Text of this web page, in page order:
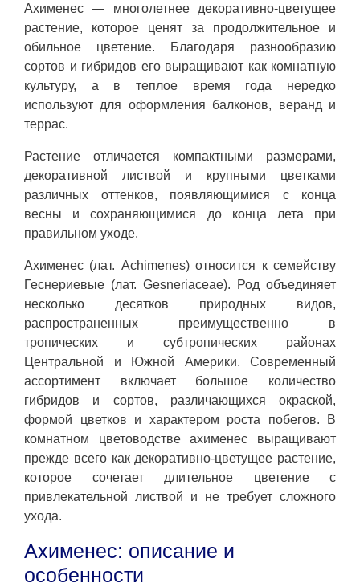
Ахименес — многолетнее декоративно-цветущее
растение, которое ценят за продолжительное и
обильное цветение. Благодаря разнообразию
сортов и гибридов его выращивают как комнатную
культуру, а в теплое время года нередко
используют для оформления балконов, веранд и
террас.
Растение отличается компактными размерами,
декоративной листвой и крупными цветками
различных оттенков, появляющимися с конца
весны и сохраняющимися до конца лета при
правильном уходе.
Ахименес (лат. Achimenes) относится к семейству
Геснериевые (лат. Gesneriaceae). Род объединяет
несколько десятков природных видов,
распространенных преимущественно в
тропических и субтропических районах
Центральной и Южной Америки. Современный
ассортимент включает большое количество
гибридов и сортов, различающихся окраской,
формой цветков и характером роста побегов. В
комнатном цветоводстве ахименес выращивают
прежде всего как декоративно-цветущее растение,
которое сочетает длительное цветение с
привлекательной листвой и не требует сложного
ухода.
Ахименес: описание и
особенности